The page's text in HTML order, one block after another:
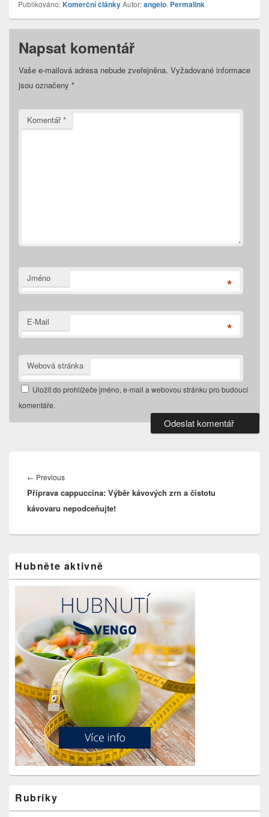
Publikováno:Komerční článkyAutor:angelo. Permalink
Napsat komentář
Vaše e-mailová adresa nebude zveřejněna. Vyžadované informace
jsou označeny *
Komentář*
Jméno *
E-Mail *
Webová stránka
Uložit do prohlížeče jméno, e-mail a webovou stránku pro budoucí
komentáře.
pro
příspěvek
← PreviousPrevious
post:
Příprava cappuccina: Výběr kávových zrn a čistotu
kávovaru nepodceňujte!
Sidebar
Widget
Hubněte aktivně
Rubriky